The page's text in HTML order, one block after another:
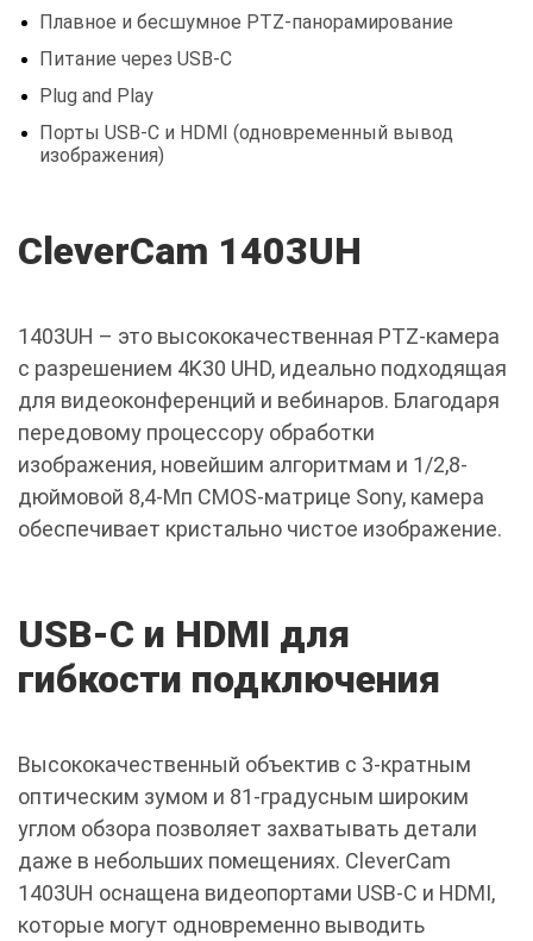
Плавное и бесшумное PTZ-панорамирование
Питание через USB-C
Plug and Play
Порты USB-C и HDMI (одновременный вывод
изображения)
CleverCam 1403UH
1403UH – это высококачественная PTZ-камера
с разрешением 4K30 UHD, идеально подходящая
для видеоконференций и вебинаров. Благодаря
передовому процессору обработки
изображения, новейшим алгоритмам и 1/2,8-
дюймовой 8,4-Мп CMOS-матрице Sony, камера
обеспечивает кристально чистое изображение.
USB-C и HDMI для
гибкости подключения
Высококачественный объектив с 3-кратным
оптическим зумом и 81-градусным широким
углом обзора позволяет захватывать детали
даже в небольших помещениях. CleverCam
1403UH оснащена видеопортами USB-C и HDMI,
которые могут одновременно выводить